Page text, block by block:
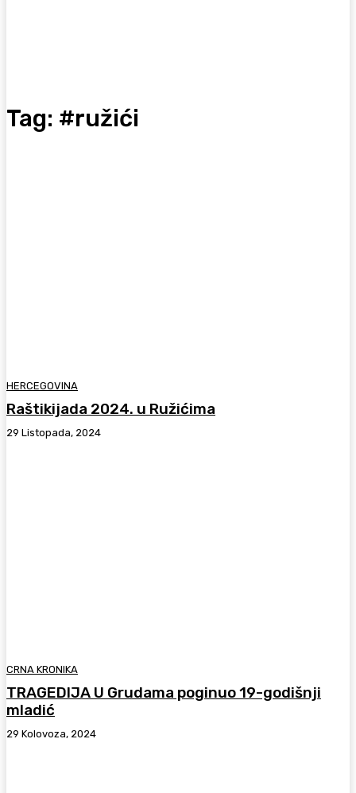
Tag: #ružići
HERCEGOVINA
Raštikijada 2024. u Ružićima
29 Listopada, 2024
CRNA KRONIKA
TRAGEDIJA U Grudama poginuo 19-godišnji
mladić
29 Kolovoza, 2024